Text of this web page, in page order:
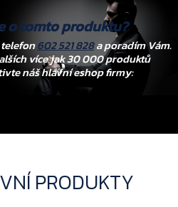
o tomto produktu?
telefon602 521 828a poradím Vám.
více jak 30 000 produktů
náš hlavní eshop firmy:
PRODUKTY